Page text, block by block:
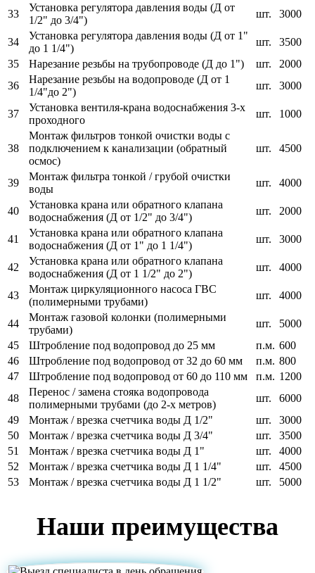
33
Установка регулятора давления воды (Д от
1/2" до 3/4")
шт. 3000
34
Установка регулятора давления воды (Д от 1"
до 1 1/4")
шт.
3500
35
Нарезание резьбы на трубопроводе (Д до 1") шт.
2000
36
Нарезание резьбы на водопроводе (Д от 1
1/4"до 2")
шт. 3000
37
Установка вентиля-крана водоснабжения 3-х
проходного
шт. 1000
38
Монтаж фильтров тонкой очистки воды с
подключением к канализации (обратный
осмос)
шт. 4500
39
Монтаж фильтра тонкой / грубой очистки
воды
шт. 4000
40
Установка крана или обратного клапана
водоснабжения (Д от 1/2" до 3/4")
шт. 2000
41
Установка крана или обратного клапана
водоснабжения (Д от 1" до 1 1/4")
шт. 3000
42
Установка крана или обратного клапана
водоснабжения (Д от 1 1/2" до 2")
шт. 4000
43
Монтаж циркуляционного насоса ГВС
(полимерными трубами)
шт. 4000
44
Монтаж газовой колонки (полимерными
трубами)
шт.
5000
45
Штробление под водопровод до 25 мм п.м. 600
46
Штробление под водопровод от 32 до 60 мм п.м. 800
47
Штробление под водопровод от 60 до 110 мм п.м. 1200
48
Перенос / замена стояка водопровода
полимерными трубами (до 2-х метров)
шт.
6000
49
Монтаж / врезка счетчика воды Д 1/2" шт.
3000
50
Монтаж / врезка счетчика воды Д 3/4" шт.
3500
51
Монтаж / врезка счетчика воды Д 1" шт.
4000
52
Монтаж / врезка счетчика воды Д 1 1/4" шт.
4500
53
Монтаж / врезка счетчика воды Д 1 1/2" шт. 5000
Наши преимущества